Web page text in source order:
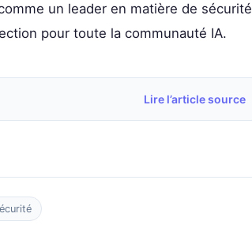
un leader en matière de sécurité
pour toute la communauté IA.
Lire l’article source